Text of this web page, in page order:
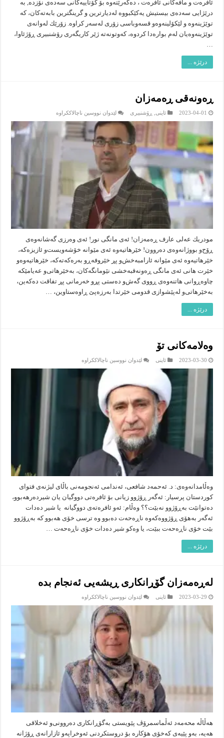
ئافرەت و مافەكانی ئافرەت ، دەگەرێتەوە بۆ كۆتاییەكانی سەدەی نۆزدە, بە
درێژایی سەدەی بیستیش یەكێكبووە لەدیارترین و گرینگترین بابەتەكان، كە
توێژینەوە و لێكۆلینەوەو قسەوباسی زۆری لەسەر كراوە. زۆرێك لەوانەی
توێژینەوەیان لەم بوارەدا كردوە، كەوتونەتە ژێر كاریگەری رۆشنبیری ڕۆژئاوا،
درێژە ...
ڕه‌ونه‌قى ڕه‌مه‌زان
2023-04-01 ئاینى ڕۆشنبیرى لێدوان نووسین ناچالاککراوە
ڕه‌مه‌زان
مودریك عه‌لى عارف ڕه‌مه‌زان! ئه‌ى مانگى نور! ئه‌ى وه‌رزى گه‌شانه‌وه‌ى
ڕۆح‌و بووژانه‌وه‌ى ده‌روون! خێرهاتیه‌وه‌ ئه‌ى مێوانه‌ خۆشه‌ویست‌و ئازیزه‌كه‌،
خێرهاتیه‌وه‌ ئه‌ى مێوانه‌ ئارامبه‌خش‌و پڕ خێروفه‌ڕو به‌ره‌كه‌ته‌كه‌، خێرهاتیه‌وه‌‌و
خێرت هانى ئه‌ى مانگى ڕه‌ونه‌قبه‌خشى نێومانگه‌كان، به‌خێرهاتى‌و عه‌یامێكه‌
چاوه‌ڕوانى هاتنه‌وه‌ى ڕووى گه‌ش‌و ده‌ستى پڕو خه‌رمانى پڕ تفاقت ده‌كه‌ین،
به‌خێرهاتى‌و له‌پێشوازى قدومى خێرتدا به‌رزه‌پێ ڕاوه‌ستاوین، …
درێژە ...
وه‌لامه‌كانى تۆ
2023-03-30 ئاینى لێدوان نووسین ناچالاککراوە
وه‌ڵامدانه‌وه‌ى: د. ئه‌حمه‌د شافعی، ئه‌ندامى ئه‌نجومه‌نى باڵاى لیژنه‌ى فتواى
كوردستان پرسیار: ئه‌گه‌ر ڕۆژوو زیانى بۆ ئافرەتی دووگیان یان شیردەرهه‌بوو،
ده‌توانێت به‌ڕۆژوو نه‌بێت؟؟ وه‌ڵام: ئەو ئافرەتەی دووگیانه‌ یا شیر دەدات
ئەگەر بەهۆی ڕۆژووەکەوە ناڕەحەت دەبوو وە ترسی خۆی هەبوو کە بەڕۆژوو
بێت خۆی ناڕەحەت ببێت، یا وەکو شیر دەدات خۆی ناڕەحەت …
درێژە ...
له‌ڕه‌مه‌زان گۆڕانكارى ڕیشه‌یى ئه‌نجام بده‌
2023-03-29 ئاینى لێدوان نووسین ناچالاککراوە
هه‌ڵاڵه‌ محه‌مه‌د ئه‌ڵماسمرۆڤ پێویستى به‌گۆڕانكارى ده‌روونى‌و ئه‌خلاقى
هه‌یه‌، به‌و پێیه‌ى كه‌خۆى هۆكاره‌ بۆ دروستكردنى ئه‌وخراپه‌و ئازارانه‌ى ڕۆژانه‌